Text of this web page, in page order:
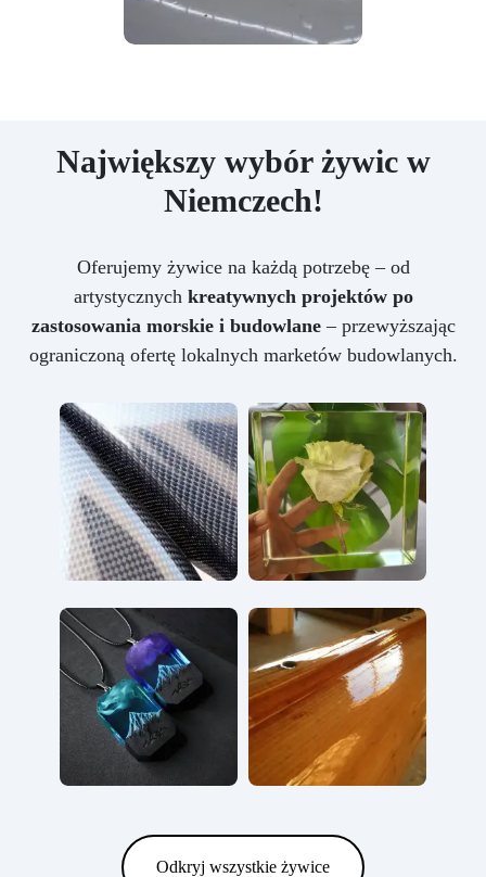
Największy wybór żywic w
Niemczech!
Oferujemy żywice na każdą potrzebę – od
artystycznych kreatywnych projektów po
zastosowania morskie i budowlane– przewyższając
ograniczoną ofertę lokalnych marketów budowlanych.
Odkryj wszystkie żywice